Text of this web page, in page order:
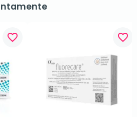
favorite_border favorite_border